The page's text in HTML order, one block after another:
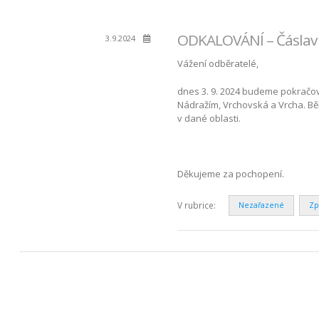
3.9.2024 ODKALOVÁNÍ –
Vážení odběratelé,
dnes 3. 9. 2024 budeme
Nádražím, Vrchovská a Vrcha.
v dané oblasti.
Děkujeme za pochopení.
V rubrice: Nezařazené